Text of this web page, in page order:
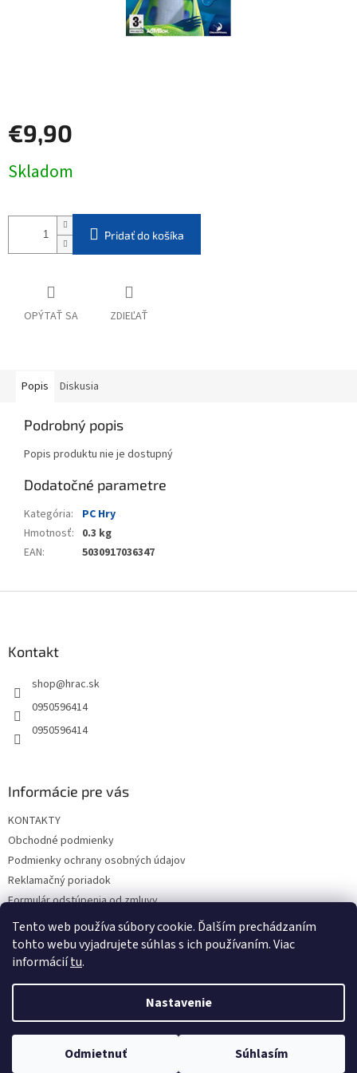
Tento web používa súbory cookie. Ďalším prechádzaním
tohto webu vyjadrujete súhlas s ich používaním. Viac
informáciítu.
Nastavenie
Odmietnuť Súhlasím
€9,90
cena:
Skladom
Pridať do košíka
OPÝTAŤ SA ZDIEĽAŤ
Popis Diskusia
Podrobný popis
Popis produktu nie je dostupný
Dodatočné parametre
Kategória:
PC Hry
Hmotnosť: 0.3 kg
EAN: 5030917036347
Kontakt
shop@hrac.sk
0950596414
0950596414
Informácie pre vás
KONTAKTY
Obchodné podmienky
Podmienky ochrany osobných údajov
Reklamačný poriadok
Formulár odstúpenia od zmluvy
Reklamačný formulár
Copyright 2026hrac.sk. Všetky práva vyhradené.Upraviť